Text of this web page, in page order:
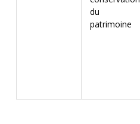
du
patrimoine